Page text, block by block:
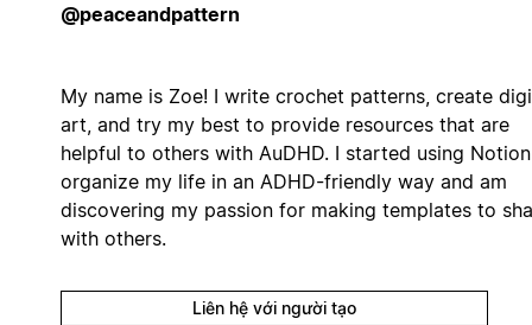
@peaceandpattern
My name is Zoe! I write crochet patterns, create
art, and try my best to provide resources that are
helpful to others with AuDHD. I started using
organize my life in an ADHD-friendly way and am
discovering my passion for making templates to
with others.
Liên hệ với người tạo